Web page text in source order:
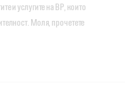
и услугите на ВР, които
Моля, прочетете